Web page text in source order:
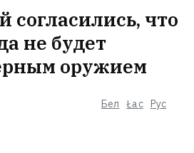
Бел Łac Рус
что
не будет
оружием
за страдания
прочла